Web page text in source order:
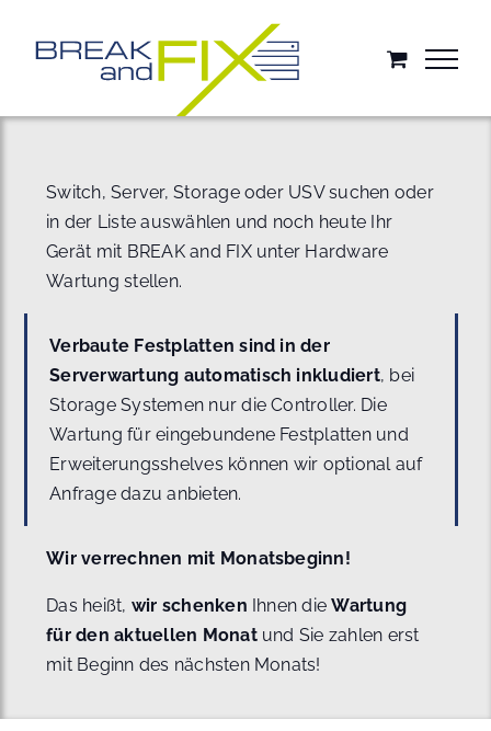
springen
Switch, Server, Storage oder USV suchen oder
in der Liste auswählen und noch heute Ihr
Gerät mit BREAK and FIX unter Hardware
Wartung stellen.
Verbaute Festplatten sind in der
Serverwartung automatisch inkludiert, bei
Storage Systemen nur die Controller. Die
Wartung für eingebundene Festplatten und
Erweiterungsshelves können wir optional auf
Anfrage dazu anbieten.
Wir verrechnen mit Monatsbeginn!
Das heißt, wir schenken Ihnen dieWartung
für den aktuellen Monat und Sie zahlen erst
mit Beginn des nächsten Monats!